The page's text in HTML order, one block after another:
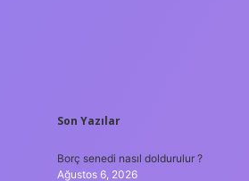
SIDEBAR
Son Yazılar
Borç senedi nasıl doldurulur ?
Ağustos 6, 2026